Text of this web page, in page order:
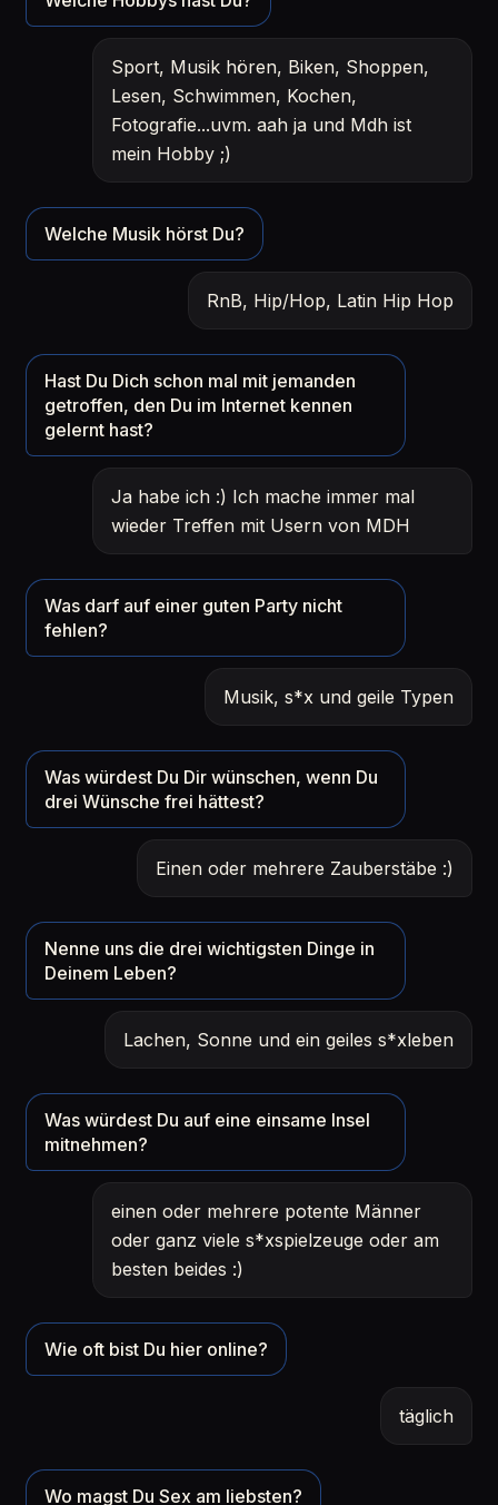
Sport, Musik hören, Biken, Shoppen,
Lesen, Schwimmen, Kochen,
Fotografie...uvm. aah ja und Mdh ist
mein Hobby ;)
Welche Musik hörst Du?
RnB, Hip/Hop, Latin Hip Hop
Hast Du Dich schon mal mit jemanden
getroffen, den Du im Internet kennen
gelernt hast?
Ja habe ich :) Ich mache immer mal
wieder Treffen mit Usern von MDH
Was darf auf einer guten Party nicht
fehlen?
Musik, s*x und geile Typen
Was würdest Du Dir wünschen, wenn Du
drei Wünsche frei hättest?
Einen oder mehrere Zauberstäbe :)
Nenne uns die drei wichtigsten Dinge in
Deinem Leben?
Lachen, Sonne und ein geiles s*xleben
Was würdest Du auf eine einsame Insel
mitnehmen?
einen oder mehrere potente Männer
oder ganz viele s*xspielzeuge oder am
besten beides :)
Wie oft bist Du hier online?
täglich
Wo magst Du Sex am liebsten?